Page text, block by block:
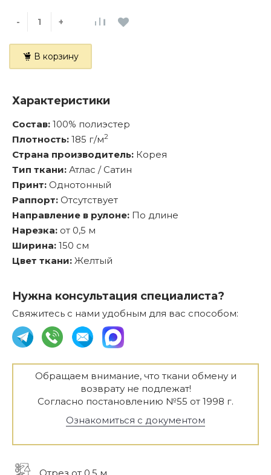
- +
В корзину
Характеристики
Состав: 100% полиэстер
Плотность: 185 г/м2
Страна производитель: Корея
Тип ткани: Атлас / Сатин
Принт: Однотонный
Раппорт: Отсутствует
Направление в рулоне: По длине
Нарезка: от 0,5 м
Ширина: 150 см
Цвет ткани: Желтый
Нужна консультация специалиста?
Свяжитесь с нами удобным для вас способом:
Обращаем внимание, что ткани обмену и
возврату не подлежат!
Согласно постановлению №55 от 1998 г.
Ознакомиться с документом